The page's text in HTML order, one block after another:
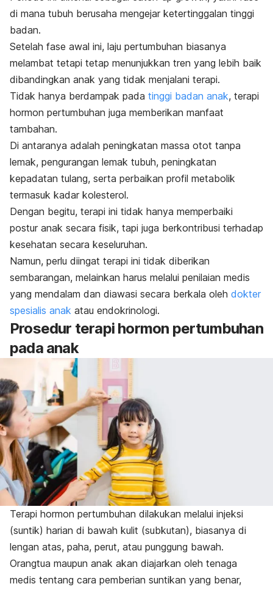
di mana tubuh berusaha mengejar ketertinggalan tinggi
badan.
Setelah fase awal ini, laju pertumbuhan biasanya
melambat tetapi tetap menunjukkan tren yang lebih baik
dibandingkan anak yang tidak menjalani terapi.
Tidak hanya berdampak pada tinggi badan anak, terapi
hormon pertumbuhan juga memberikan manfaat
tambahan.
Di antaranya adalah peningkatan massa otot tanpa
lemak, pengurangan lemak tubuh, peningkatan
kepadatan tulang, serta perbaikan profil metabolik
termasuk kadar kolesterol.
Dengan begitu, terapi ini tidak hanya memperbaiki
postur anak secara fisik, tapi juga berkontribusi terhadap
kesehatan secara keseluruhan.
Namun, perlu diingat terapi ini tidak diberikan
sembarangan, melainkan harus melalui penilaian medis
yang mendalam dan diawasi secara berkala oleh dokter
spesialis anak atau endokrinologi.
Prosedur terapi hormon pertumbuhan
pada anak
Terapi hormon pertumbuhan dilakukan melalui injeksi
(suntik) harian di bawah kulit (subkutan), biasanya di
lengan atas, paha, perut, atau punggung bawah.
Orangtua maupun anak akan diajarkan oleh tenaga
medis tentang cara pemberian suntikan yang benar,